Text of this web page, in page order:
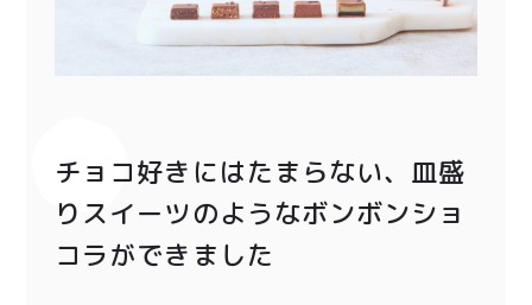
¥2,000〜¥3,999
¥6,000〜
¥4,000〜¥5,999
読みもの
商品
特集記事
チョコ好きにはたまらない、皿盛
りスイーツのようなボンボンショ
コラができました